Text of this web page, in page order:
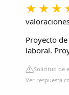
Proyecto
laboral.
Solicitud de
Ver respuesta